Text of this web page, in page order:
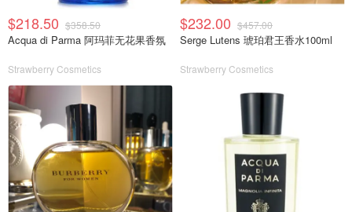
$218.50 $358.50
Acqua di Parma 阿玛菲无花果香氛
Strawberry Cosmetics
$232.00 $457.00
Serge Lutens 琥珀君王香水100ml
Strawberry Cosmetics